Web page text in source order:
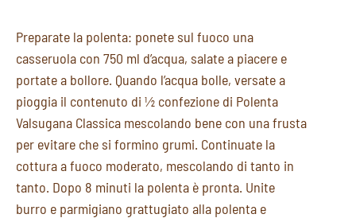
Preparate la polenta: ponete sul fuoco una
casseruola con 750 ml d’acqua, salate a piacere e
portate a bollore. Quando l’acqua bolle, versate a
pioggia il contenuto di ½ confezione di Polenta
Valsugana Classica mescolando bene con una frusta
per evitare che si formino grumi. Continuate la
cottura a fuoco moderato, mescolando di tanto in
tanto. Dopo 8 minuti la polenta è pronta. Unite
burro e parmigiano grattugiato alla polenta e